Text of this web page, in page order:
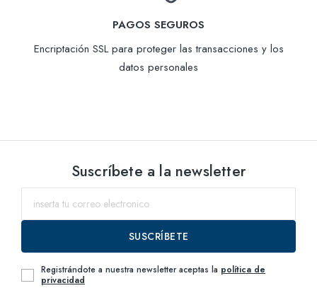
PAGOS SEGUROS
Encriptación SSL para proteger las transacciones y los
datos personales
Suscríbete a la newsletter
SUSCRÍBETE
Registrándote a nuestra newsletter aceptas la política de
privacidad